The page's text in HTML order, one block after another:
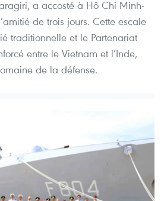
a accosté à Hô Chi Minh-
de trois jours. Cette escale
traditionnelle et le Partenariat
entre le Vietnam et l’Inde,
de la défense.